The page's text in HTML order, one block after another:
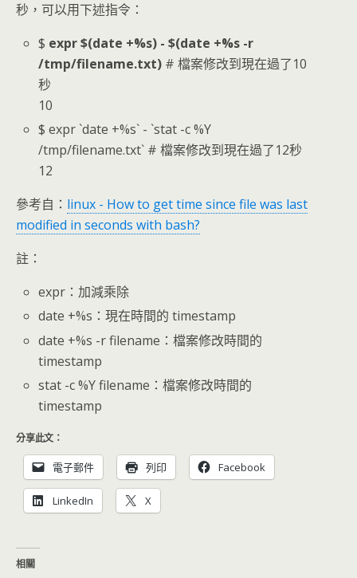
秒，可以用下述指令：
$ expr $(date +%s) - $(date +%s -r
/tmp/filename.txt) # 檔案修改到現在過了10
秒
10
$ expr `date +%s` - `stat -c %Y
/tmp/filename.txt` # 檔案修改到現在過了12秒
12
參考自： linux - How to get time since file was last
modified in seconds with bash?
註：
expr：加減乘除
date +%s：現在時間的 timestamp
date +%s -r filename：檔案修改時間的
timestamp
stat -c %Y filename：檔案修改時間的
timestamp
分享此文：
電子郵件 列印 Facebook
LinkedIn X
相關